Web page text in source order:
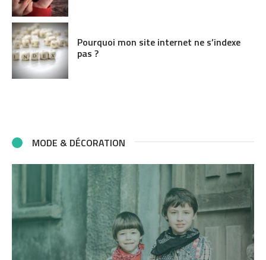
Pourquoi mon site internet ne s’indexe
pas ?
MODE & DÉCORATION